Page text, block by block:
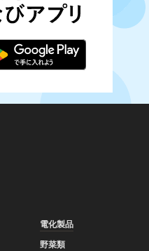
電化製品
野菜類